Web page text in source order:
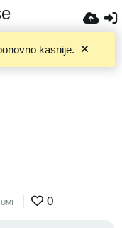
kasnije.
0